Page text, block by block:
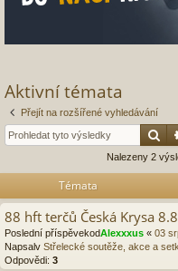
Aktivní témata
Přejít na rozšířené vyhledávání
Nalezeny 2
Témata
88 hft terčů Česká Krysa
Poslední příspěvekodAlexxxus « 03
Napsalv Střelecké soutěže, akce a
Odpovědi: 3